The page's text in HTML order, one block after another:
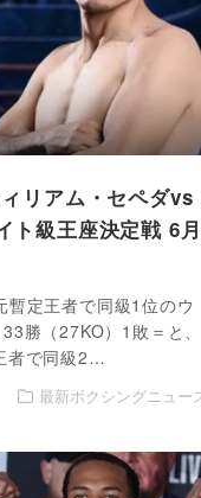
リアム・セペダvs
ト級王座決定戦 6月
定王者で同級1位のウ
勝（27KO）1敗＝と
者で同級2…
最新ボクシングニュー